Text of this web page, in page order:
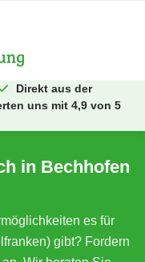
Direkt aus der
uns mit 4,9 von 5
in Bechhofen
es für
gibt? Fordern